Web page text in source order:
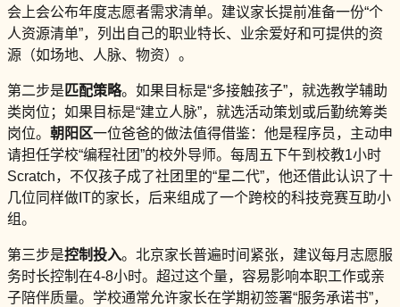
会上会公布年度志愿者需求清单。建议家长提前准备一份“个
人资源清单”，列出自己的职业特长、业余爱好和可提供的资
源（如场地、人脉、物资）。
第二步是 匹配策略。如果目标是“多接触孩子”，就选教学辅助
类岗位；如果目标是“建立人脉”，就选活动策划或后勤统筹类
岗位。 朝阳区一位爸爸的做法值得借鉴：他是程序员，主动申
请担任学校“编程社团”的校外导师。每周五下午到校教1小时
Scratch，不仅孩子成了社团里的“星二代”，他还借此认识了十
几位同样做IT的家长，后来组成了一个跨校的科技竞赛互助小
组。
第三步是控制投入。北京家长普遍时间紧张，建议每月志愿服
务时长控制在4-8小时。超过这个量，容易影响本职工作或亲
子陪伴质量。学校通常允许家长在学期初签署“服务承诺书”，